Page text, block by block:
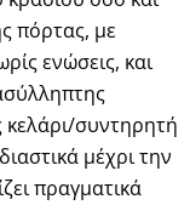
πόρτας, με
ενώσεις, και
κελάρι/συντηρητή
μέχρι την
πραγματικά